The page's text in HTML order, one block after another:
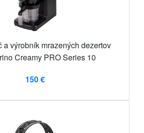
a výrobník mrazených dezertov
Creamy PRO Series 10
150 €